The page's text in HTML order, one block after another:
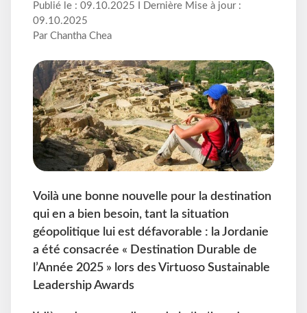
Publié le : 09.10.2025 I Dernière Mise à jour :
09.10.2025
Par Chantha Chea
Voilà une bonne nouvelle pour la destination
qui en a bien besoin, tant la situation
géopolitique lui est défavorable : la Jordanie
a été consacrée « Destination Durable de
l’Année 2025 » lors des Virtuoso Sustainable
Leadership Awards